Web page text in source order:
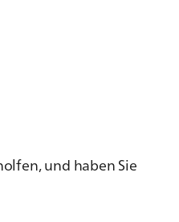
und haben Sie